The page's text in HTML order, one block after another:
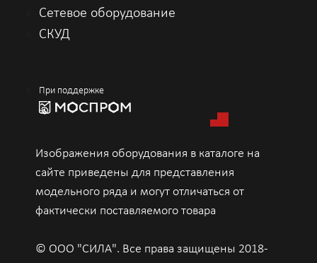
Сетевое оборудование
СКУД
При поддержке
Изображения оборудования в каталоге на
сайте приведены для представления
модельного ряда и могут отличаться от
фактически поставляемого товара
© ООО "СИЛА". Все права защищены 2018-